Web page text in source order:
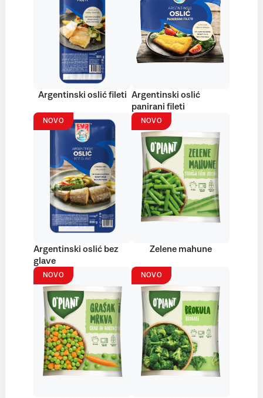
Argentinski oslić fileti Argentinski oslić
panirani fileti
NOVO
Argentinski oslić bez
glave
NOVO
Zelene mahune
NOVO NOVO